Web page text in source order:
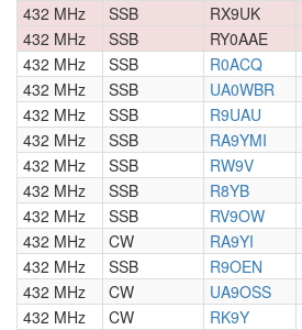
432 MHz
SSB RX9UK
432 MHz
SSB RY0AAE
432 MHz
SSB R0ACQ
432 MHz
SSB UA0WBR
432 MHz
SSB R9UAU
432 MHz
SSB RA9YMI
432 MHz
SSB RW9V
432 MHz
SSB R8YB
432 MHz
SSB RV9OW
432 MHz
CW RA9YI
432 MHz
SSB R9OEN
432 MHz
CW UA9OSS
432 MHz
CW RK9Y